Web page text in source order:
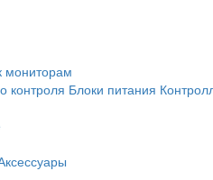
мониторам
контроля Блоки питания